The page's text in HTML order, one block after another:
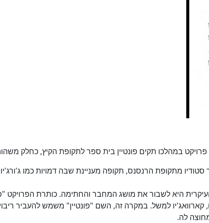
פרויקט במהלכו תקים פונטיין בית ספר לתקופת הקיץ, כחלק
מתקופת הרנסנס, תקופה מעניינת שבה דמויות כמו
בתל אביב במהלך חודש יולי 2013 ומטרו העיקרית היא לשבור את מושג המחבר
למשל. במקרה זה, השם "פונטיין" משמש להעביר ריבוי